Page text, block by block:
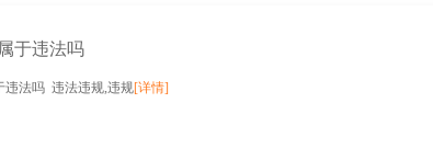
于违法吗
违法吗 违法违规,违规[详情]